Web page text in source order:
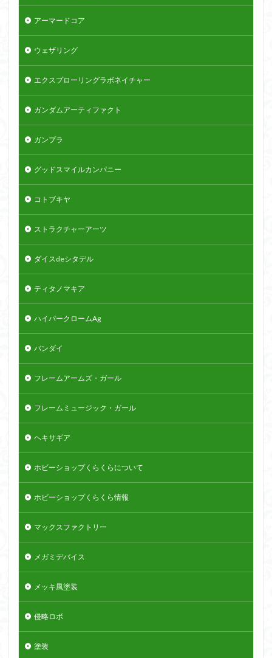
アーマードコア
ウェザリング
エクスプローリングラボネイチャー
ガンダムアーティファクト
ガンプラ
グッドスマイルカンパニー
コトブキヤ
ストラクチャーアーツ
ダイスdeシタデル
ティタノマキア
ハイパークロームAg
バンダイ
フレームアームズ・ガール
フレームミュージック・ガール
ヘキサギア
ホビーショップくらくらについて
ホビーショップくらくら情報
マックスファクトリー
メガミデバイス
メッキ風塗装
侵略ロボ
塗装